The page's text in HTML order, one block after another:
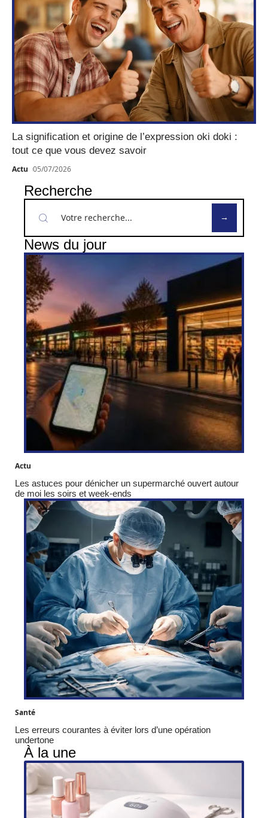
La signification et origine de l’expression oki doki :
tout ce que vous devez savoir
Actu 05/07/2026
Recherche
News du jour
Actu
Les astuces pour dénicher un supermarché ouvert autour
de moi les soirs et week-ends
Santé
Les erreurs courantes à éviter lors d’une opération
undertone
À la une